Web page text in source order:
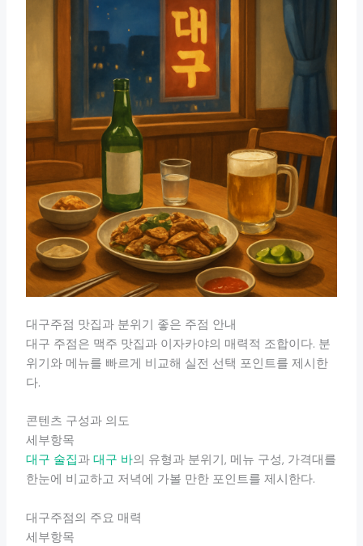
대구주점 맛집과 분위기 좋은 주점 안내
대구 주점은 맥주 맛집과 이자카야의 매력적 조합이다. 분
위기와 메뉴를 빠르게 비교해 실전 선택 포인트를 제시한
다.
콘텐츠 구성과 의도
세부항목
대구 술집과 대구 바의 유형과 분위기, 메뉴 구성, 가격대를
한눈에 비교하고 저녁에 가볼 만한 포인트를 제시한다.
대구주점의 주요 매력
세부항목